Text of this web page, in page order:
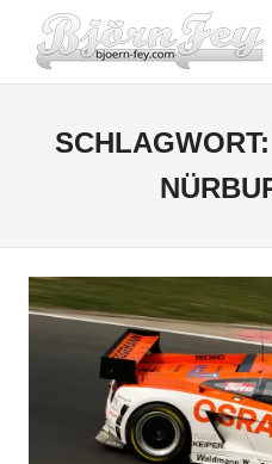
Inhalt
springen
SCHLAGWORT: